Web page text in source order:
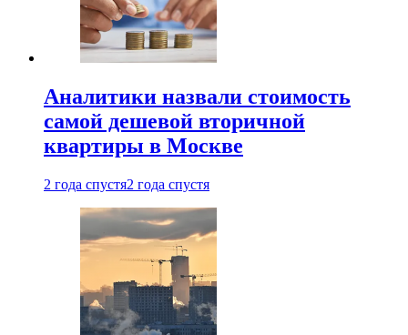
Аналитики назвали стоимость
самой дешевой вторичной
квартиры в Москве
2 года спустя2 года спустя